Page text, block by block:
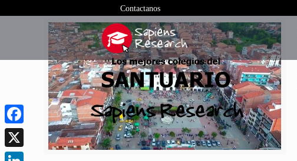
Contactanos
Facebook
X